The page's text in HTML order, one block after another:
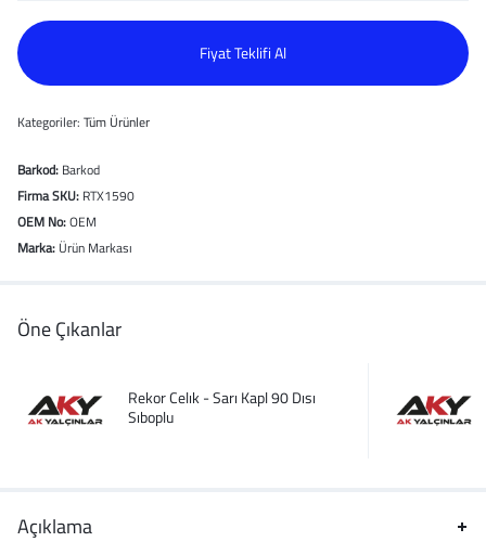
Fiyat Teklifi Al
Kategoriler: Tüm Ürünler
Barkod: Barkod
Firma SKU: RTX1590
OEM No:OEM
Marka: Ürün Markası
Öne Çıkanlar
Rekor Celık - Sarı Kapl 90 Dısı
Sıboplu
Açıklama